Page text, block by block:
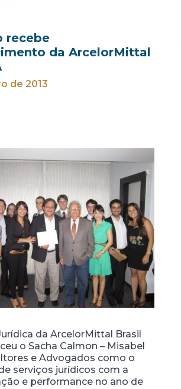
recebe
da ArcelorMittal
de 2013
da ArcelorMittal Brasil
o Sacha Calmon – Misabel
e Advogados como o
serviços jurídicos com a
e performance no ano de